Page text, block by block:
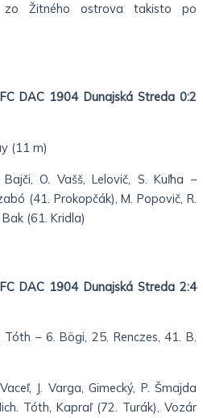
Žitného ostrova takisto po
DAC 1904 Dunajská Streda 0:2
(11 m)
O. Vašš, Lelovič, S. Kuľha –
(41. Prokopčák), M. Popovič, R.
(61. Kridla)
DAC 1904 Dunajská Streda 2:4
Tóth – 6. Bögi, 25. Renczes, 41. B.
J. Varga, Gimecký, P. Šmajda
Tóth, Kapraľ (72. Turák), Vozár